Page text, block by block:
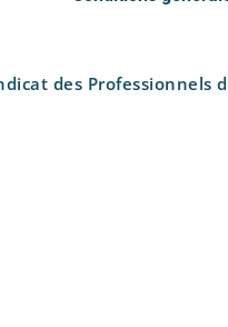
des Professionnels